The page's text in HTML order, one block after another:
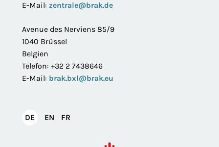
E-Mail: zentrale@brak.de
Avenue des Nerviens 85/9
1040 Brüssel
Belgien
Telefon: +32 2 7438646
E-Mail: brak.bxl@brak.eu
DEDeutsch
EN English
FR